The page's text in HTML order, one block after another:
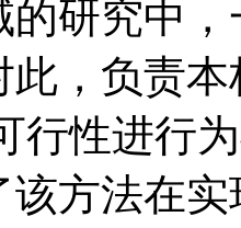
的研究中
此，负责
行性进行
该方法在